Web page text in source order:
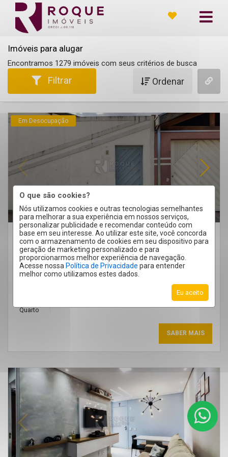
O que são cookies?
Nós utilizamos cookies e outras tecnologias semelhantes
para melhorar a sua experiência em nossos serviços,
personalizar publicidade e recomendar conteúdo com
base em seu interesse. Ao utilizar este site, você concorda
com o armazenamento de cookies em seu dispositivo para
geração de marketing personalizado e para
proporcionarmos melhor experiência de navegação.
Acesse nossa Política de Privacidade para entender
melhor como utilizamos estes dados.
Eu aceito
Imóveis para alugar
Encontramos 1279 imóveis com seus critérios de busca
Filtrar Ordenar
Em Desocupação
CASA 1 QUARTO JARDIM DO LAGO
JARDIM DO LAGO - LIMEIRA/SP
Cód.:38869
Quarto
SABER MAIS